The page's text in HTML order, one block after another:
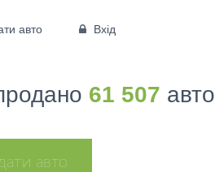
авто Вхід
61 507 авто
авто